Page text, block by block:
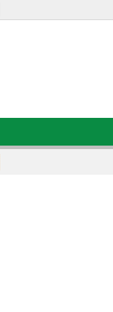
tiếp tục nằm dưới đáy biển